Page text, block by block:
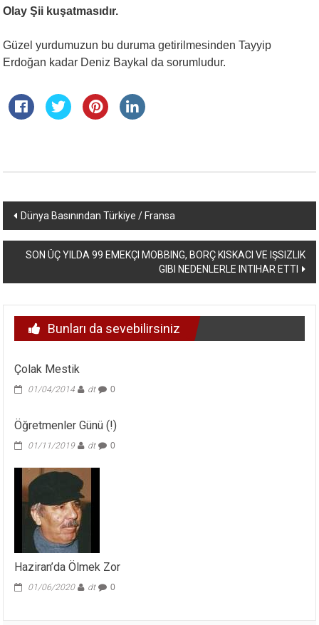
Olay Şii kuşatmasıdır.
Güzel yurdumuzun bu duruma getirilmesinden Tayyip
Erdoğan kadar Deniz Baykal da sorumludur.
Yazı
dolaşımı
Dünya Basınından Türkiye / Fransa
SON ÜÇ YILDA 99 EMEKÇI MOBBING, BORÇ KISKACI VE IŞSIZLIK
GIBI NEDENLERLE INTIHAR ETTI
Bunları da sevebilirsiniz
Çolak Mestik
01/04/2014 dt 0
Öğretmenler Günü (!)
01/11/2019 dt 0
Haziran’da Ölmek Zor
01/06/2020 dt 0